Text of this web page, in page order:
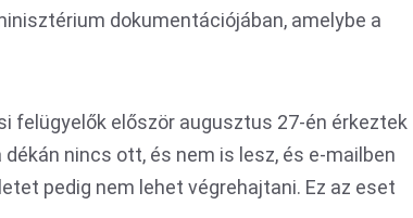
dokumentációjában, amelybe a
felügyelők először augusztus 27-én érkeztek
nincs ott, és nem is lesz, és e-mailben
pedig nem lehet végrehajtani. Ez az eset